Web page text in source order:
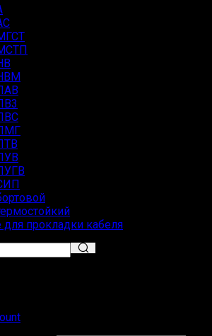
прокладки кабеля